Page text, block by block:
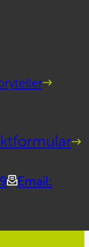
Email: